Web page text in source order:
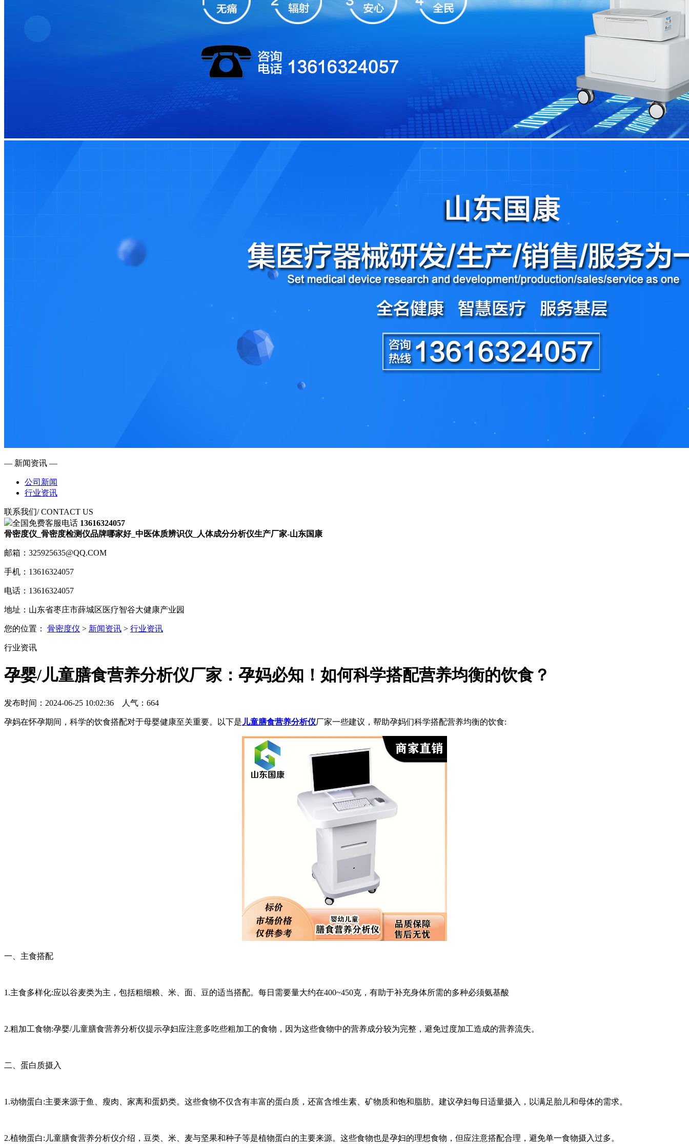
— 新闻资讯 —
公司新闻
行业资讯
联系我们/ CONTACT US
全国免费客服电话 13616324057
骨密度仪_骨密度检测仪品牌哪家好_中医体质辨识仪_人体成分分析仪生产厂家-山东国康
邮箱：325925635@QQ.COM
手机：13616324057
电话：13616324057
地址：山东省枣庄市薛城区医疗智谷大健康产业园
您的位置： 骨密度仪 > 新闻资讯 > 行业资讯
行业资讯
孕婴/儿童膳食营养分析仪厂家：孕妈必知！如何科学搭配营养均衡的饮食？
发布时间：2024-06-25 10:02:36 人气： 664
孕妈在怀孕期间，科学的饮食搭配对于母婴健康至关重要。以下是 儿童膳食营养分析仪厂家一些建议，帮助孕妈们科学搭配营养均衡的饮食:
一、主食搭配
1.主食多样化:应以谷麦类为主，包括粗细粮、米、面、豆的适当搭配。每日需要量大约在400~450克，有助于补充身体所需的多种必须氨基酸
2.粗加工食物:孕婴/儿童膳食营养分析仪提示孕妇应注意多吃些粗加工的食物，因为这些食物中的营养成分较为完整，避免过度加工造成的营养流失。
二、蛋白质摄入
1.动物蛋白:主要来源于鱼、瘦肉、家离和蛋奶类。这些食物不仅含有丰富的蛋白质，还富含维生素、矿物质和饱和脂肪。建议孕妇每日适量摄入，以满足胎儿和母体的需求。
2.植物蛋白:儿童膳食营养分析仪介绍，豆类、米、麦与坚果和种子等是植物蛋白的主要来源。这些食物也是孕妇的理想食物，但应注意搭配合理，避免单一食物摄入过多。